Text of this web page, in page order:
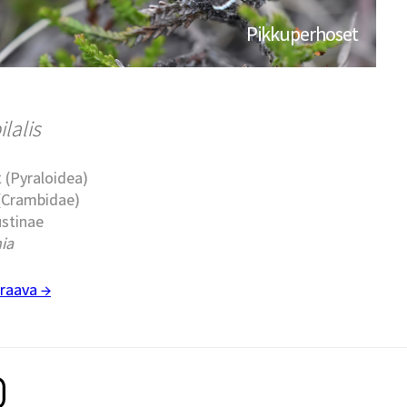
Pikkuperhoset
(Pyraloidea)
→